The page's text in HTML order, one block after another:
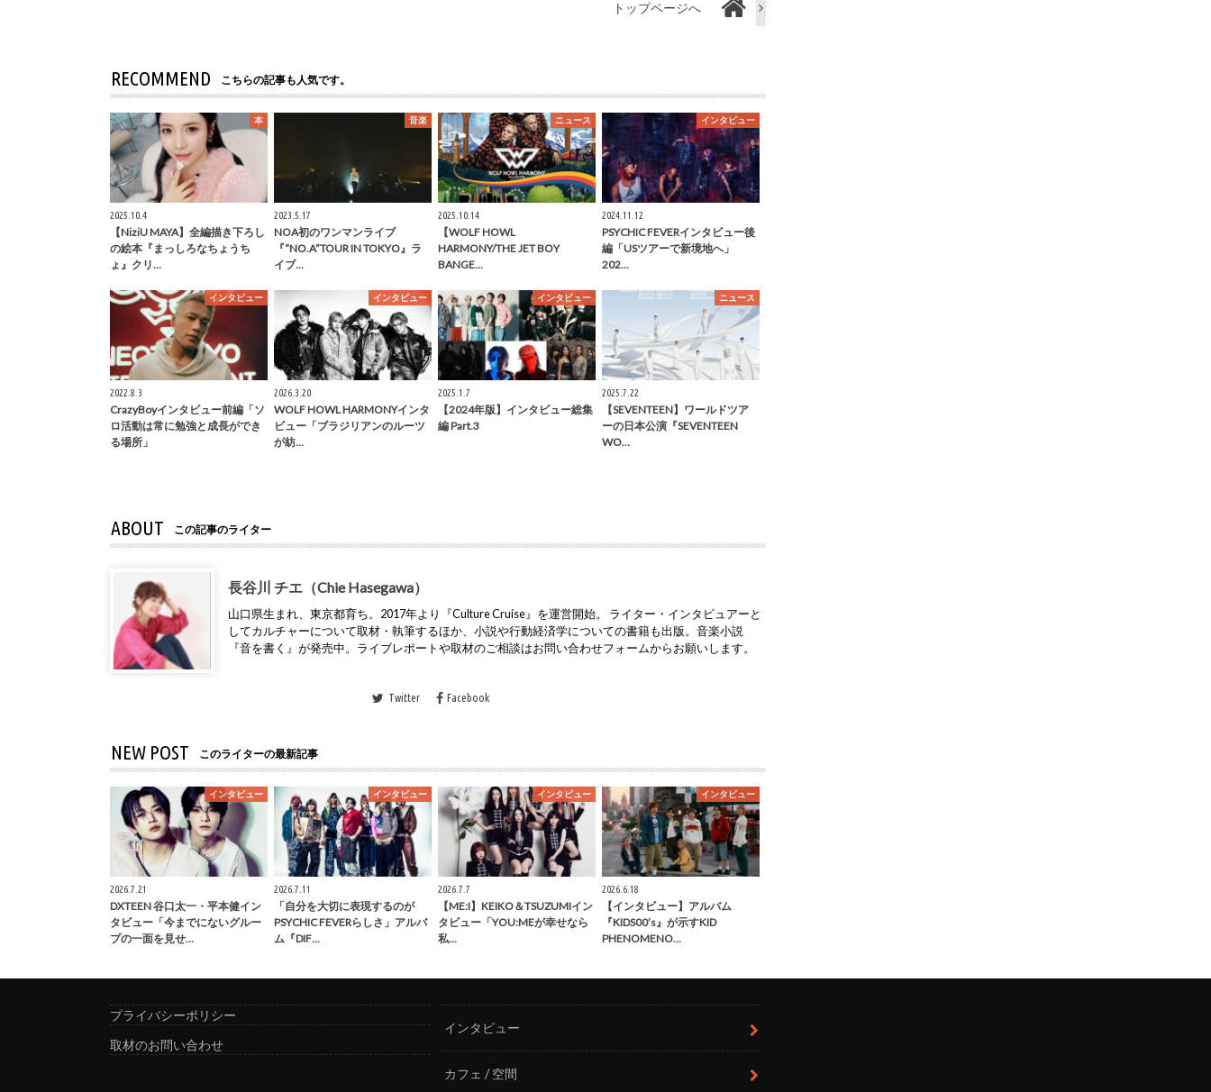
トップページへ
RECOMMEND こちらの記事も人気です。
本
2025.10.4
【NiziU MAYA】全編描き下ろし
の絵本『まっしろなちょうち
ょ』クリ…
音楽
2023.5.17
NOA初のワンマンライブ
『“NO.A”TOUR IN TOKYO』ラ
イブ…
ニュース
2025.10.14
【WOLF HOWL
HARMONY/THE JET BOY
BANGE…
インタビュー
2024.11.12
PSYCHIC FEVERインタビュー後
編「USツアーで新境地へ」
202…
インタビュー
2022.8.3
CrazyBoyインタビュー前編「ソ
ロ活動は常に勉強と成長ができ
る場所」
インタビュー
2026.3.20
WOLF HOWL HARMONYインタ
ビュー「ブラジリアンのルーツ
が紡…
インタビュー
2025.1.7
【2024年版】インタビュー総集
編 Part.3
ニュース
2025.7.22
【SEVENTEEN】ワールドツア
ーの日本公演『SEVENTEEN
WO…
ABOUT この記事のライター
長谷川 チエ（Chie Hasegawa）
山口県生まれ、東京都育ち。2017年より『Culture Cruise』を運営開始。 ライター・インタビュアーと
してカルチャーについて取材・執筆するほか、小説や行動経済学についての書籍も出版。音楽小説
『音を書く』が発売中。ライブレポートや取材のご相談はお問い合わせフォームからお願いします。
Twitter Facebook
NEW POST このライターの最新記事
インタビュー
2026.7.21
DXTEEN 谷口太一・平本健イン
タビュー「今までにないグルー
プの一面を見せ…
インタビュー
2026.7.11
「自分を大切に表現するのが
PSYCHIC FEVERらしさ」アルバ
ム『DIF…
インタビュー
2026.7.7
【ME:I】KEIKO＆TSUZUMIイン
タビュー「YOU:MEが幸せなら
私…
インタビュー
2026.6.18
【インタビュー】アルバム
『KIDS00’s』が示すKID
PHENOMENO…
プライバシーポリシー
取材のお問い合わせ
インタビュー
カフェ / 空間